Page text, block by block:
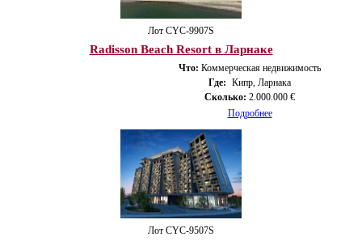
Лот CYС-9907S
Radisson Beach Resort в Ларнаке
Что: Коммерческая недвижимость
Где: Кипр, Ларнака
Сколько: 2.000.000 €
Подробнее
Лот CYС-9507S